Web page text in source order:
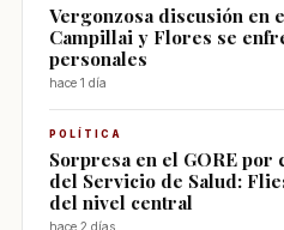
Vergonzosa discusión en
Campillai y Flores se
personales
hace 1 día
POLÍTICA
Sorpresa en el GORE
del Servicio de Salud:
del nivel central
hace 2 días